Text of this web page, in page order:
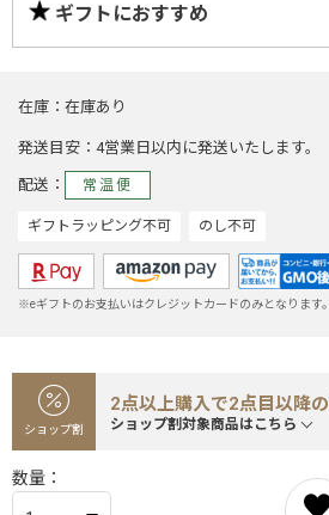
ギフトにおすすめ
在庫 在庫あり
発送目安 4営業日以内に発送いたします。
配送 常温便
ギフトラッピング不可 のし不可
※eギフトのお支払いはクレジットカードのみとなります。
ショップ割
2点以上購入で2点目以降
ショップ割対象商品はこちら
数量